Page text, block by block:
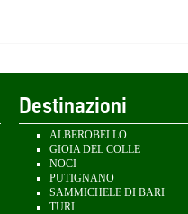
Destinazioni
ALBEROBELLO
GIOIA DEL COLLE
NOCI
PUTIGNANO
SAMMICHELE DI BARI
TURI